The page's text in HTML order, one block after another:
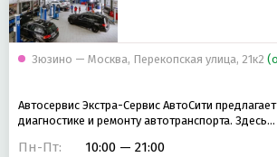
Зюзино — Москва, Перекопская улица, 21к2
Автосервис Экстра-Сервис АвтоСити
диагностике и ремонту автотранспорта. Здесь…
Пн-Пт:
10:00 — 21:00